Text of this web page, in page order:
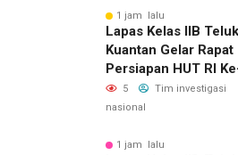
1 jam lalu
Lapas Kelas IIB Teluk
Kuantan Gelar Rapat
Persiapan HUT RI
5
Tim investigasi
nasional
1 jam lalu